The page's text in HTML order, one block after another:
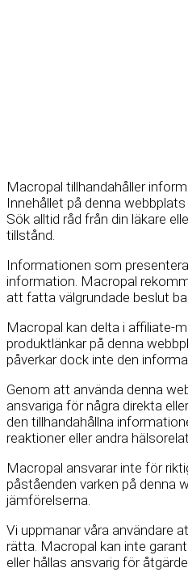
Macropal tillhandahåller
Innehållet på denna
Sök alltid råd från din läkare
tillstånd.
Informationen som
information. Macropal
att fatta välgrundade beslut
Macropal kan delta i affiliate-
produktlänkar på denna
påverkar dock inte den
Genom att använda denna
ansvariga för några direkta
den tillhandahållna
reaktioner eller andra
Macropal ansvarar inte för
påståenden varken på denna
jämförelserna.
Vi uppmanar våra användare
rätta. Macropal kan inte
eller hållas ansvarig för